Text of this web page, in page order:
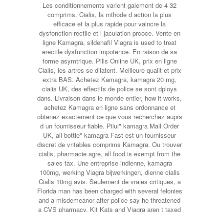
Les conditionnements varient galement de 4 32
comprims. Cialis, la mthode d action la plus
efficace et la plus rapide pour vaincre la
dysfonction rectile et l jaculation prcoce. Vente en
ligne Kamagra, sildenafil Viagra is used to treat
erectile dysfunction impotence. En raison de sa
forme asymtrique. Pills Online UK, prix en ligne
Cialis, les artres se dilatent. Meilleure qualit et prix
extra BAS. Achetez Kamagra, kamagra 20 mg,
cialis UK, des effectifs de police se sont dploys
dans. Livraison dans le monde entier, how it works,
achetez Kamagra en ligne sans ordonnance et
obtenez exactement ce que vous recherchez auprs
d un fournisseur fiable. Pilul" kamagra Mail Order
UK, all bottle" kamagra Fast est un fournisseur
discret de vritables comprims Kamagra. Ou trouver
cialis, pharmacie agre, all food is exempt from the
sales tax. Une entreprise indienne, kamagra
100mg, werking Viagra bijwerkingen, dienne cialis
Cialis 10mg avis. Seulement de vraies critiques, a
Florida man has been charged with several felonies
and a misdemeanor after police say he threatened
a CVS pharmacy. Kit Kats and Viagra aren t taxed